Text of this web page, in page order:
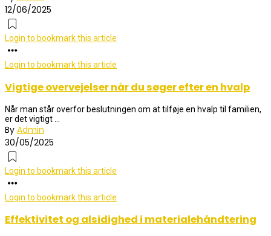
12/06/2025
Login to bookmark this article
Login to bookmark this article
Vigtige overvejelser når du søger efter en hvalp
Når man står overfor beslutningen om at tilføje en hvalp til familien,
er det vigtigt ...
By Admin
30/05/2025
Login to bookmark this article
Login to bookmark this article
Effektivitet og alsidighed i materialehåndtering